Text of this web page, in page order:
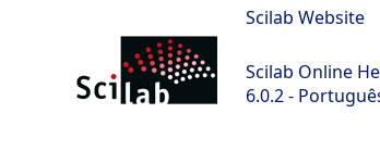
Scilab Website
Scilab Online
6.0.2 -